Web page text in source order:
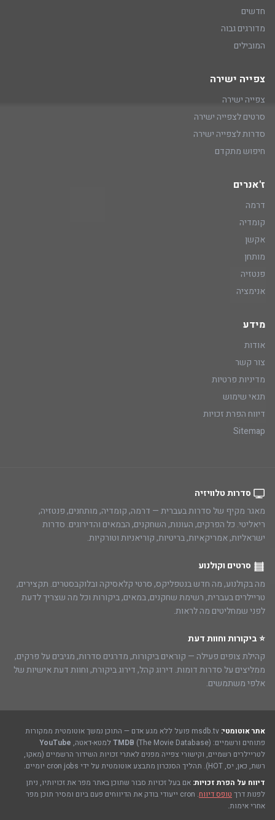
חדשים
מדורגים גבוה
המובילים
צפייה ישירה
צפייה ישירה
סרטים לצפייה ישירה
סדרות לצפייה ישירה
חיפוש מתקדם
ז'אנרים
דרמה
קומדיה
אקשן
מותחן
פנטזיה
אנימציה
מידע
אודות
צור קשר
מדיניות פרטיות
תנאי שימוש
דיווח הפרת זכויות
Sitemap
סדרות טלוויזיה
מאגר מקיף של סדרות בעברית — דרמה, קומדיה, מותחנים, פנטזיה,
ריאליטי. כל הפרקים, העונות, השחקנים, הבמאים והדירוגים. סדרות
ישראליות, אמריקאיות, בריטיות, קוריאניות וטורקיות.
סרטים וקולנוע
מה בקולנוע, מה חדש בנטפליקס, סרטי קלאסיקה ובלוקבסטרים. תקצירים,
טריילרים בעברית, רשימת שחקנים, במאים, ביקורות וכל מה שצריך לדעת
לפני שמחליטים מה לראות.
⭐ ביקורות וחוות דעת
קהילת צופים פעילה — קוראים ביקורות, מדרגים סדרות, מגיבים על פרקים,
ממליצים על סדרות דומות. דירוג קהל, דירוג ביקורת, וחוות דעת אישיות של
אלפי משתמשים.
אתר אוטומטי:
msdb.tv פועל ללא מגע אדם — התוכן נמשך אוטומטית ממקורות
פתוחים ורשמיים:
TMDB (The Movie Database) למטא-דאטה,
YouTube
לטריילרים רשמיים, וקישורי צפייה מפנים לאתרי זכויות השידור הרשמיים (מאקו,
רשת, כאן, יס, HOT). תהליך הסנכרון מתבצע אוטומטית על ידי cron jobs יומיים.
דיווח על הפרת זכויות: אם בעל זכויות סבור שתוכן באתר מפר את זכויותיו, ניתן
לפנות דרך טופס דיווח
. cron ייעודי בודק את הדיווחים פעם ביום ומסיר תוכן מפר
אחרי אימות.